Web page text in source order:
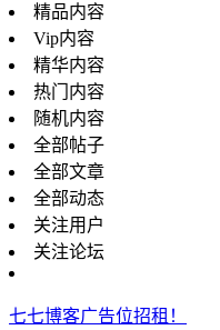
精品内容
Vip内容
精华内容
热门内容
随机内容
全部帖子
全部文章
全部动态
关注用户
关注论坛
七七博客广告位招租！